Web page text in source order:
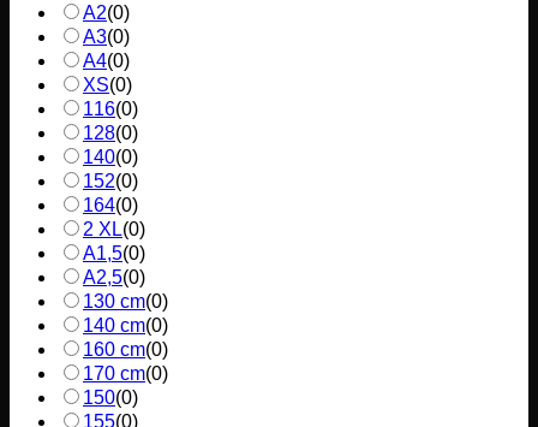
A2(0)
A3(0)
A4(0)
XS(0)
116(0)
128(0)
140(0)
152(0)
164(0)
2 XL(0)
A1,5(0)
A2,5(0)
130 cm(0)
140 cm(0)
160 cm(0)
170 cm(0)
150(0)
155(0)